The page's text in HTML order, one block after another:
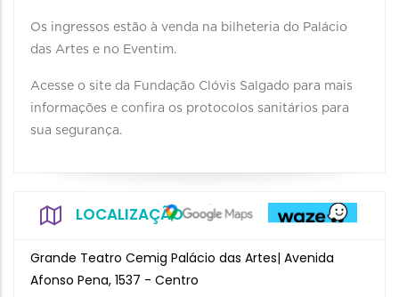
Os ingressos estão à venda na bilheteria do Palácio
das Artes e no Eventim.
Acesse o site da Fundação Clóvis Salgado para mais
informações e confira os protocolos sanitários para
sua segurança.
LOCALIZAÇÃO
Grande Teatro Cemig Palácio das Artes| Avenida
Afonso Pena, 1537 - Centro